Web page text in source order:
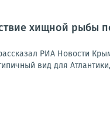
хищной рыбы
РИА Новости
вид для